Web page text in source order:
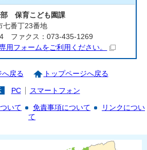
保育こども園課
七番丁23番地
ファクス：073-435-1269
用フォームをご利用ください。
へ戻る トップページへ戻る
PC スマートフォン
いて 免責事項について
リンクについ
て